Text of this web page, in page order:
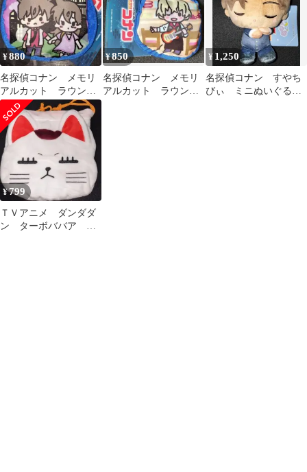
¥880
名探偵コナン メモリ
アルカット ラウンド
型ケース付きエコバッ
グ 新一＆蘭 推活
¥850
名探偵コナン メモリ
アルカット ラウンド
¥ 1,250
名探偵コナン すやち
びぃ ミニぬいぐる
¥799
ＴＶアニメ ダンダダ
ン ターボババア モ